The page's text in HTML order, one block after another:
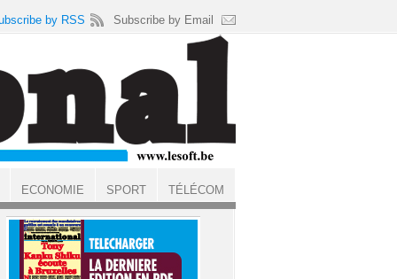
by RSS Subscribe by Email
ECONOMIE SPORT TÉLÉCOM